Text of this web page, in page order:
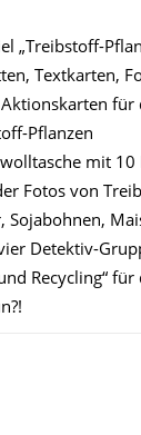
„Treibstoff-
Textkarten,
für
Pflanzen
mit 10
Fotos von
Sojabohnen,
Detektiv-
Recycling“ für